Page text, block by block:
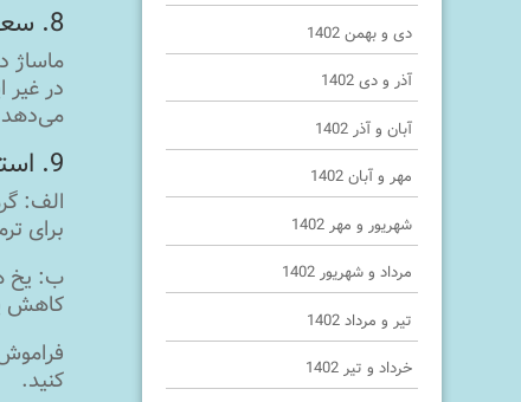
8. سعی کنید ناحیه‌ای را که درد می‌کند ماساژ دهید.
ماساژ
در
می‌دهد
9. استفاده از کمپرسور یخ یا گرما را فراموش نکنید.
الف:
برای
کاهش
کنید.
دی و بهمن 1402
آذر و دی 1402
آبان و آذر 1402
مهر و آبان 1402
شهریور و مهر 1402
مرداد و شهریور 1402
تیر و مرداد 1402
خرداد و تیر 1402